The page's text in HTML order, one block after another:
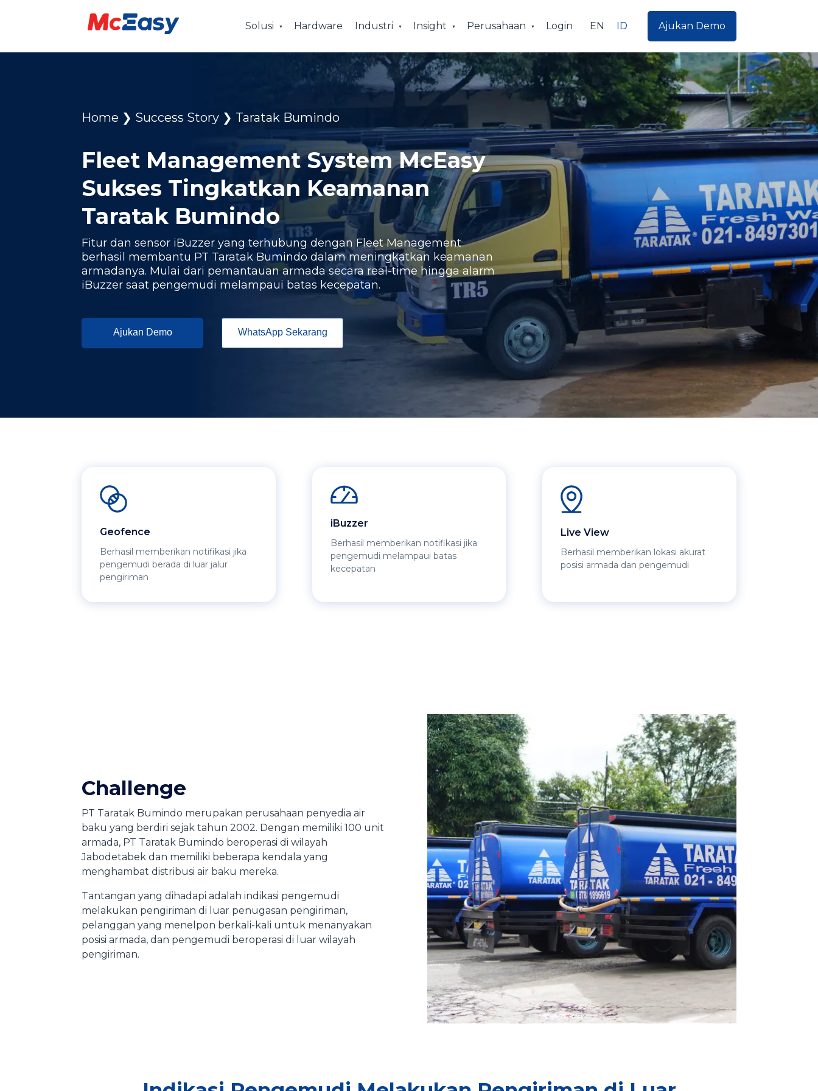
Solusi Hardware Industri Insight Perusahaan Login EN ID Ajukan Demo
Home ❯ Success Story ❯ Taratak Bumindo
Fleet Management System McEasy
Sukses Tingkatkan Keamanan
Taratak Bumindo
Fitur dan sensor iBuzzer yang terhubung dengan Fleet Management
berhasil membantu PT Taratak Bumindo dalam meningkatkan keamanan
armadanya. Mulai dari pemantauan armada secara real-time hingga alarm
iBuzzer saat pengemudi melampaui batas kecepatan.
Ajukan Demo WhatsApp Sekarang
Geofence
Berhasil memberikan notifikasi jika
pengemudi berada di luar jalur
pengiriman
iBuzzer
Berhasil memberikan notifikasi jika
pengemudi melampaui batas
kecepatan
Live View
Berhasil memberikan lokasi akurat
posisi armada dan pengemudi
Challenge
PT Taratak Bumindo merupakan perusahaan penyedia air
baku yang berdiri sejak tahun 2002. Dengan memiliki 100 unit
armada, PT Taratak Bumindo beroperasi di wilayah
Jabodetabek dan memiliki beberapa kendala yang
menghambat distribusi air baku mereka.
Tantangan yang dihadapi adalah indikasi pengemudi
melakukan pengiriman di luar penugasan pengiriman,
pelanggan yang menelpon berkali-kali untuk menanyakan
posisi armada, dan pengemudi beroperasi di luar wilayah
pengiriman.